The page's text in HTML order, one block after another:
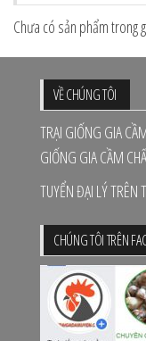
Chưa có sản phẩm trong
VỀ CHÚNG TÔI
TRẠI GIỐNG GIA
GIỐNG GIA CẦM
TUYỂN ĐẠI LÝ TRÊN
CHÚNG TÔI TRÊN